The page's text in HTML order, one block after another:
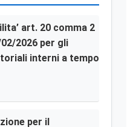
art. 20 comma 2
02/2026 per gli
interni a tempo
per il